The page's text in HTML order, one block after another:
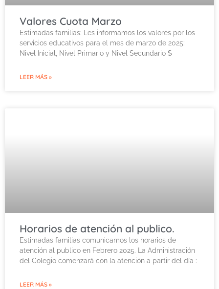
Valores Cuota Marzo
Estimadas familias: Les informamos los valores por los
servicios educativos para el mes de marzo de 2025:
Nivel Inicial, Nivel Primario y Nivel Secundario $
LEER MÁS »
Horarios de atención al publico.
Estimadas familias comunicamos los horarios de
atención al publico en Febrero 2025. La Administración
del Colegio comenzará con la atención a partir del día :
LEER MÁS »